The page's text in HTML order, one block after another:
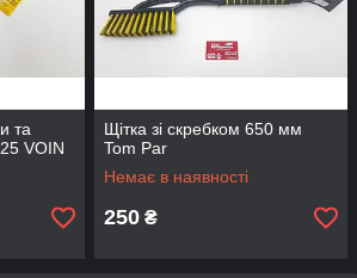
та
VOIN
Щітка зі скребком 650 мм
Tom Par
Немає в наявності
250 ₴